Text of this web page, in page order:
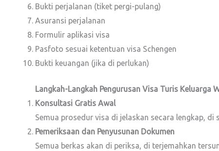
Bukti perjalanan (tiket pergi-pulang)
Asuransi perjalanan
Formulir aplikasi visa
Pasfoto sesuai ketentuan visa Schengen
Bukti keuangan (jika di perlukan)
Langkah-Langkah Pengurusan Visa Turis Keluarga
Konsultasi Gratis Awal
Semua prosedur visa di jelaskan secara lengkap,
Pemeriksaan dan Penyusunan Dokumen
Semua berkas akan di periksa, di terjemahkan